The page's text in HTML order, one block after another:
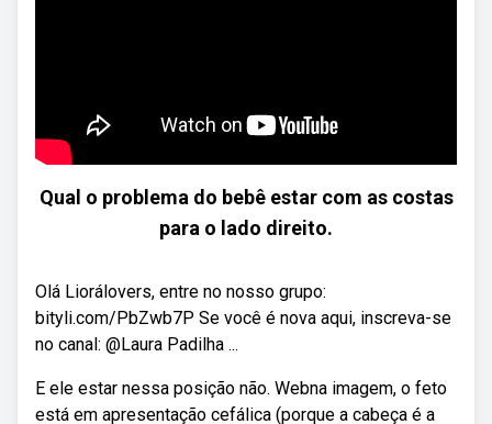
Qual o problema do bebê estar com as costas
para o lado direito.
Olá Liorálovers, entre no nosso grupo:
bityli.com/PbZwb7P Se você é nova aqui, inscreva-se
no canal: @Laura Padilha ...
E ele estar nessa posição não. Webna imagem, o feto
está em apresentação cefálica (porque a cabeça é a